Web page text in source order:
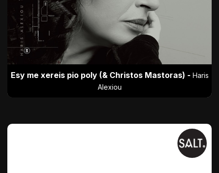
Esy me xereis pio poly (& Christos Mastoras) - Haris
Alexiou